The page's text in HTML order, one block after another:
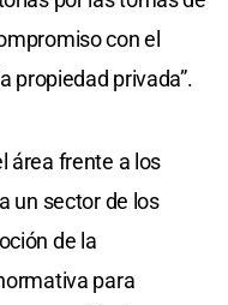
con el
propiedad privada”.
área frente a los
un sector de los
de la
para